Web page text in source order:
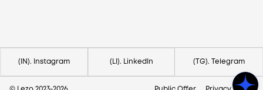
(IN). Instagram (LI). LinkedIn (TG). Telegram